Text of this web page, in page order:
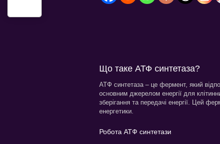
Що таке АТФ синтетаза?
АТФ синтетаза – це фермент, який
основним джерелом енергії для
зберігання та передачі енергії. Цей
енергетики.
Робота АТФ синтетази